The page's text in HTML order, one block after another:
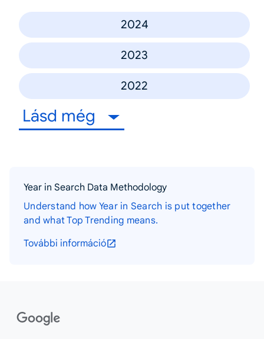
2024
2023
2022
Lásd még
Year in Search Data Methodology
Understand how Year in Search is put together
and what Top Trending means.
További információ